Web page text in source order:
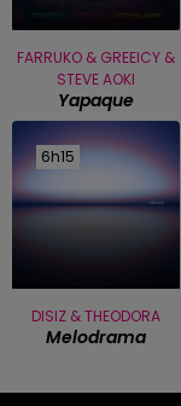
FARRUKO & GREEICY &
STEVE AOKI
Yapaque
6h15
6h15
DISIZ & THEODORA
Melodrama